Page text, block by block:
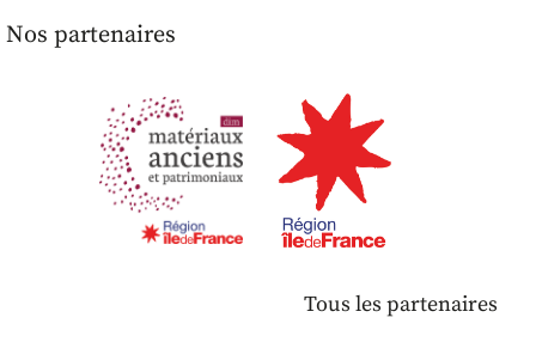
Nos partenaires
Tous les partenaires